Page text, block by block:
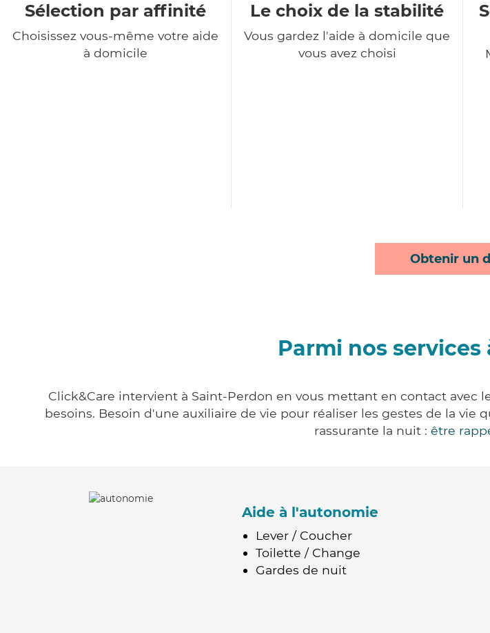
Sélection par affinité
Choisissez vous-même votre aide
à domicile
Le choix de la stabilité
Vous gardez l'aide à domicile que
vous avez choisi
Obtenir un
Parmi nos services
Click&Care intervient à Saint-Perdon en vous mettant en contact avec
besoins. Besoin d'une auxiliaire de vie pour réaliser les gestes de la
rassurante la nuit : être
Aide à l'autonomie
Lever / Coucher
Toilette / Change
Gardes de nuit